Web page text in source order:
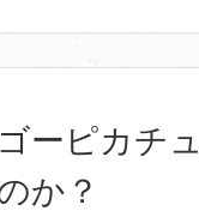
ーピカチ
か？